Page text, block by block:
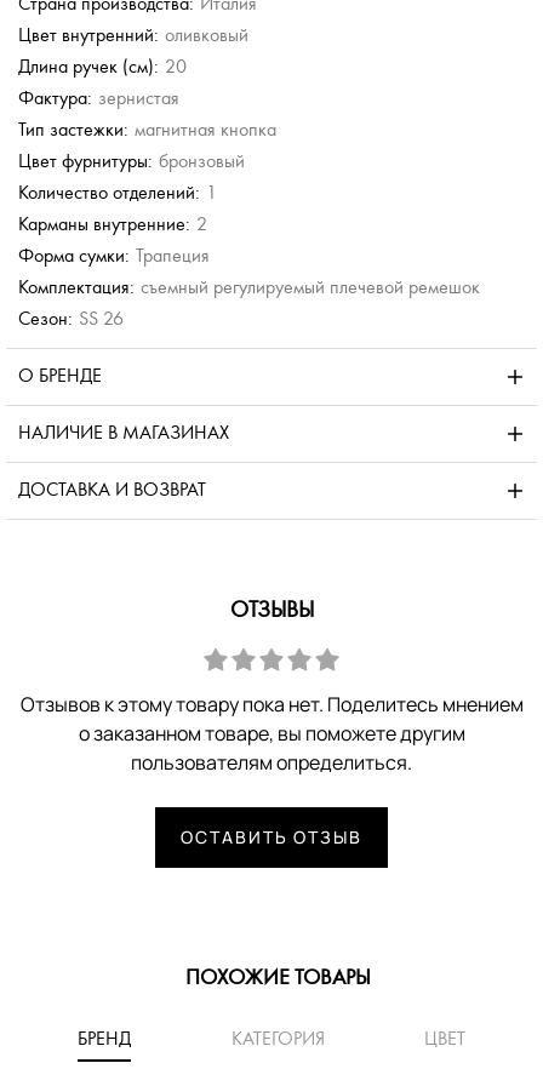
Страна производства: Италия
Цвет внутренний: оливковый
Длина ручек (см): 20
Фактура: зернистая
Тип застежки: магнитная кнопка
Цвет фурнитуры: бронзовый
Количество отделений: 1
Карманы внутренние: 2
Форма сумки: Трапеция
Комплектация: съемный регулируемый плечевой ремешок
Сезон: SS 26
О БРЕНДЕ
НАЛИЧИЕ В МАГАЗИНАХ
ДОСТАВКА И ВОЗВРАТ
ОТЗЫВЫ
Отзывов к этому товару пока нет. Поделитесь мнением
о заказанном товаре, вы поможете другим
пользователям определиться.
ОСТАВИТЬ ОТЗЫВ
ПОХОЖИЕ ТОВАРЫ
БРЕНД КАТЕГОРИЯ ЦВЕТ